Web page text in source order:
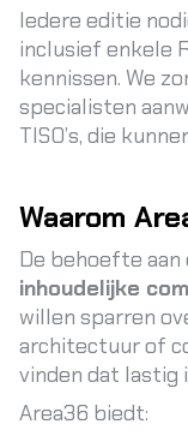
Iedere editie
inclusief enkele
kennissen. We
specialisten
TISO’s, die
Waarom
De behoefte aan
inhoudelijke
willen sparren
architectuur of
vinden dat
Area36 biedt: